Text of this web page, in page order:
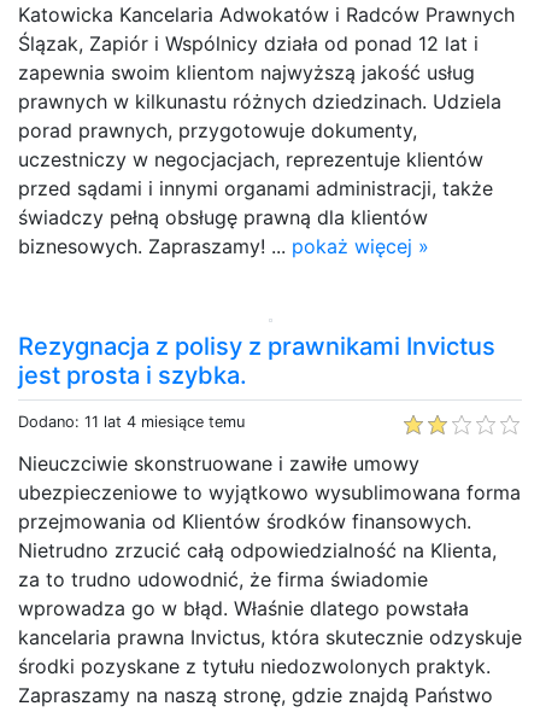
Katowicka Kancelaria Adwokatów i Radców Prawnych
Ślązak, Zapiór i Wspólnicy działa od ponad 12 lat i
zapewnia swoim klientom najwyższą jakość usług
prawnych w kilkunastu różnych dziedzinach. Udziela
porad prawnych, przygotowuje dokumenty,
uczestniczy w negocjacjach, reprezentuje klientów
przed sądami i innymi organami administracji, także
świadczy pełną obsługę prawną dla klientów
biznesowych. Zapraszamy! ... pokaż więcej »
Rezygnacja z polisy z prawnikami Invictus
jest prosta i szybka.
Dodano: 11 lat 4 miesiące temu
Nieuczciwie skonstruowane i zawiłe umowy
ubezpieczeniowe to wyjątkowo wysublimowana forma
przejmowania od Klientów środków finansowych.
Nietrudno zrzucić całą odpowiedzialność na Klienta,
za to trudno udowodnić, że firma świadomie
wprowadza go w błąd. Właśnie dlatego powstała
kancelaria prawna Invictus, która skutecznie odzyskuje
środki pozyskane z tytułu niedozwolonych praktyk.
Zapraszamy na naszą stronę, gdzie znajdą Państwo